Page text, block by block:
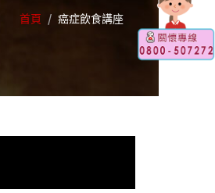
首頁 / 癌症飲食講座